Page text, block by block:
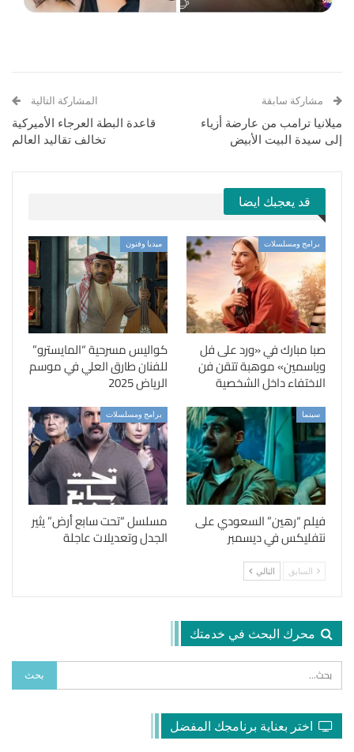
مشاركة سابقة
ميلانيا ترامب من عارضة أزياء
إلى سيدة البيت الأبيض
المشاركة التالية
قاعدة البطة العرجاء الأميركية
تخالف تقاليد العالم
قد يعجبك ايضا
برامج ومسلسلات
صبا مبارك في «ورد على فل
وياسمين» موهبة تتقن فن
الاختفاء داخل الشخصية
ميديا وفنون
كواليس مسرحية “المايسترو”
للفنان طارق العلي في موسم
الرياض 2025
سينما
فيلم “رهين” السعودي على
نتفليكس في ديسمبر
برامج ومسلسلات
مسلسل “تحت سابع أرض” يثير
الجدل وتعديلات عاجلة
السابق التالي
محرك البحث في خدمتك
اختر بعناية برنامجك المفضل